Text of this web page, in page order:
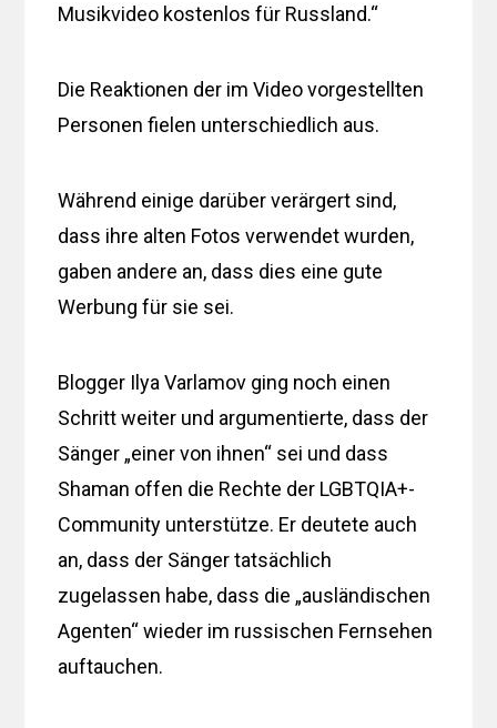
Musikvideo kostenlos für Russland.“
Die Reaktionen der im Video vorgestellten
Personen fielen unterschiedlich aus.
Während einige darüber verärgert sind,
dass ihre alten Fotos verwendet wurden,
gaben andere an, dass dies eine gute
Werbung für sie sei.
Blogger Ilya Varlamov ging noch einen
Schritt weiter und argumentierte, dass der
Sänger „einer von ihnen“ sei und dass
Shaman offen die Rechte der LGBTQIA+-
Community unterstütze. Er deutete auch
an, dass der Sänger tatsächlich
zugelassen habe, dass die „ausländischen
Agenten“ wieder im russischen Fernsehen
auftauchen.